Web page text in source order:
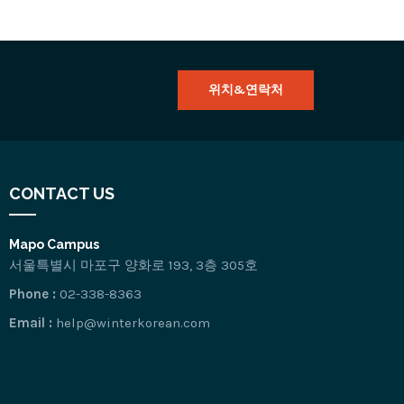
위치&연락처
CONTACT US
Mapo Campus
서울특별시 마포구 양화로 193, 3층 305호
Phone : 02-338-8363
Email : help@winterkorean.com